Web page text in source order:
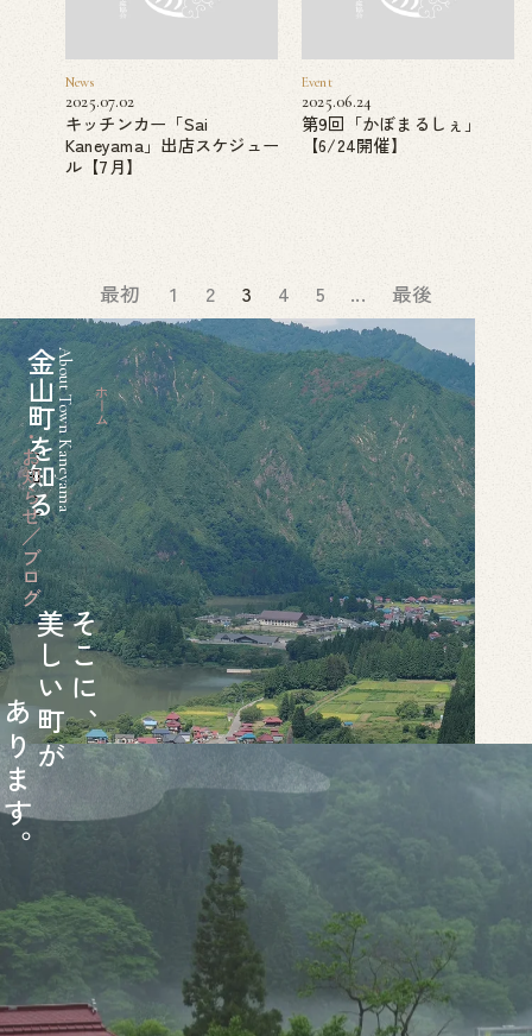
News
2025.07.02
キッチンカー「Sai
Kaneyama」出店スケジュー
ル【7月】
Event
2025.06.24
第9回「かぼまるしぇ」
【6/24開催】
最初 1 2 3 4 5 ... 最後
金山町を知るAbout Town Kaneyama ホーム
お知らせ／ブログ
そ
こ
に
、
美
し
い
町
が